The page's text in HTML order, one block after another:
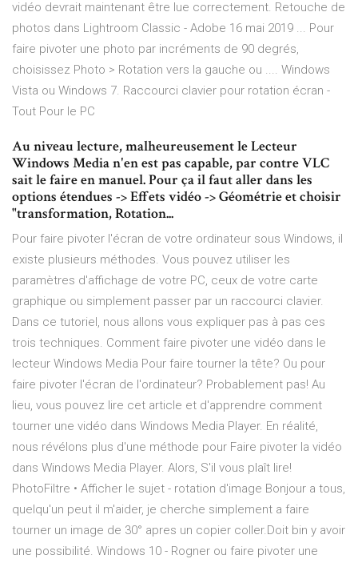
vidéo devrait maintenant être lue correctement. Retouche de
photos dans Lightroom Classic - Adobe 16 mai 2019 ... Pour
faire pivoter une photo par incréments de 90 degrés,
choisissez Photo > Rotation vers la gauche ou .... Windows
Vista ou Windows 7. Raccourci clavier pour rotation écran -
Tout Pour le PC
Au niveau lecture, malheureusement le Lecteur
Windows Media n'en est pas capable, par contre VLC
sait le faire en manuel. Pour ça il faut aller dans les
options étendues -> Effets vidéo -> Géométrie et choisir
"transformation, Rotation...
Pour faire pivoter l'écran de votre ordinateur sous Windows, il
existe plusieurs méthodes. Vous pouvez utiliser les
paramètres d'affichage de votre PC, ceux de votre carte
graphique ou simplement passer par un raccourci clavier.
Dans ce tutoriel, nous allons vous expliquer pas à pas ces
trois techniques. Comment faire pivoter une vidéo dans le
lecteur Windows Media Pour faire tourner la tête? Ou pour
faire pivoter l'écran de l'ordinateur? Probablement pas! Au
lieu, vous pouvez lire cet article et d'apprendre comment
tourner une vidéo dans Windows Media Player. En réalité,
nous révélons plus d'une méthode pour Faire pivoter la vidéo
dans Windows Media Player. Alors, S'il vous plaît lire!
PhotoFiltre • Afficher le sujet - rotation d'image Bonjour a tous,
quelqu'un peut il m'aider, je cherche simplement a faire
tourner un image de 30° apres un copier coller.Doit bin y avoir
une possibilité. Windows 10 - Rogner ou faire pivoter une